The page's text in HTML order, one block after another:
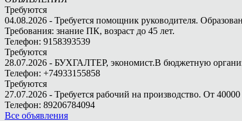
Требуются
04.08.2026 - Требуется помощник руководителя.
Требования: знание ПК, возраст до 45 лет.
Телефон: 9158393539
Требуются
28.07.2026 - БУХГАЛТЕР, экономист.В бюджетную
Телефон: +74933155858
Требуются
27.07.2026 - Требуется рабочий на производство. От
Телефон: 89206784094
Все объявления